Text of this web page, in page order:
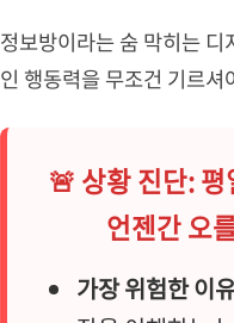
정보방이라는 숨 막히는
인 행동력을 무조건 기르셔
🚨 상황 진단:
언젠간 오
가장 위험한 이